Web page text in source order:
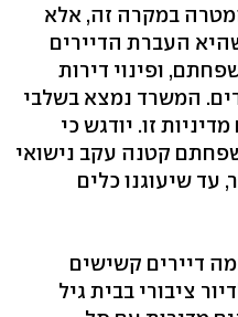
במקרה זה, אלא
העברת הדיירים
ופינוי דירות
המשרד נמצא בשלבי
זו. יודגש כי
קטנה עקב נישואי
עד שיעוגנו כלים
דיירים קשישים
ציבורי בבית גיל